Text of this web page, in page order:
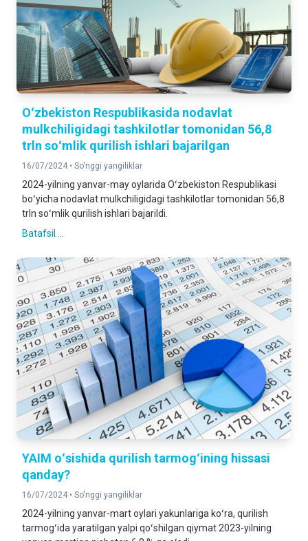
Oʻzbekiston Respublikasida nodavlat
mulkchiligidagi tashkilotlar tomonidan 56,8
trln soʻmlik qurilish ishlari bajarilgan
16/07/2024 • So'nggi yangiliklar
2024-yilning yanvar-may oylarida Oʻzbekiston Respublikasi
boʻyicha nodavlat mulkchiligidagi tashkilotlar tomonidan 56,8
trln soʻmlik qurilish ishlari bajarildi.
Batafsil ...
YAIM oʻsishida qurilish tarmogʻining hissasi
qanday?
16/07/2024 • So'nggi yangiliklar
2024-yilning yanvar-mart oylari yakunlariga koʻra, qurilish
tarmogʻida yaratilgan yalpi qoʻshilgan qiymat 2023-yilning